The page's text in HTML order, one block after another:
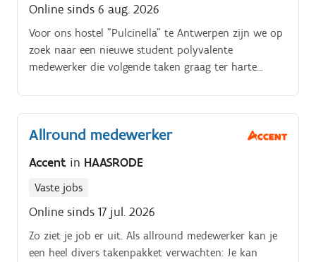
Online sinds 6 aug. 2026
Voor ons hostel "Pulcinella" te Antwerpen zijn we op
zoek naar een nieuwe student polyvalente
medewerker die volgende taken graag ter harte
Allround medewerker
Accent in HAASRODE
Vaste jobs
Online sinds 17 jul. 2026
Zo ziet je job er uit. Als allround medewerker kan je
een heel divers takenpakket verwachten: Je kan